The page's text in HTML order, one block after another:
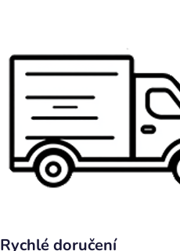
Rychlé doručení